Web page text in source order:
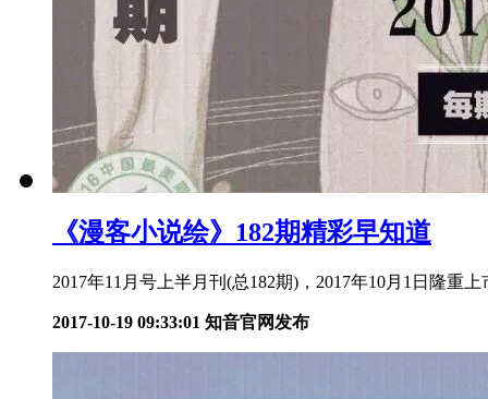
《漫客小说绘》182期精彩早知道
2017年11月号上半月刊(总182期)，2017年10月1日隆重上
2017-10-19 09:33:01 知音官网发布